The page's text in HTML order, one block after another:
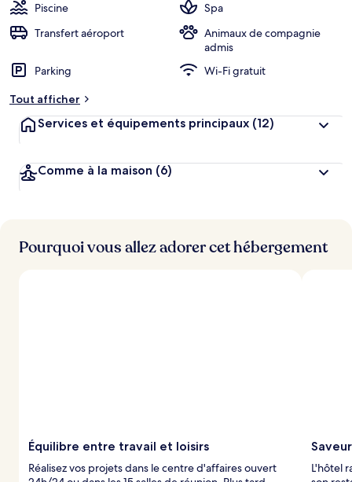
Piscine
Spa
Transfert aéroport
Animaux de compagnie
admis
Parking
Wi-Fi gratuit
Tout afficher
Services et équipements principaux (12)
Comme à la maison (6)
Pourquoi vous allez adorer cet hébergement
Équilibre entre travail et loisirs
Réalisez vos projets dans le centre d'affaires ouvert
L'hôtel